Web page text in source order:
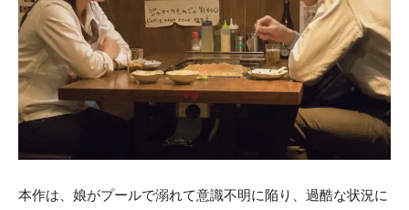
本作は、娘がプールで溺れて意識不明に陥り、過酷な状況に